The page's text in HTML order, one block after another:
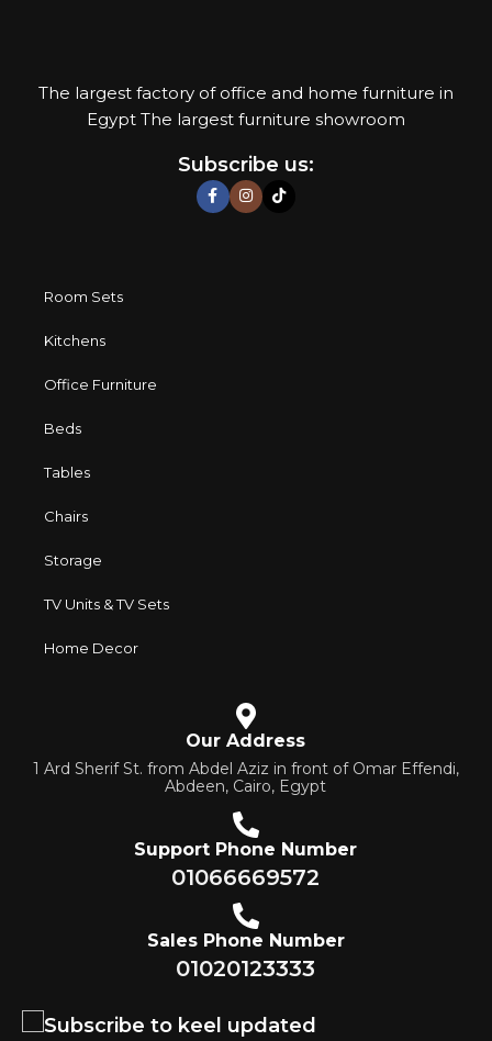
The largest factory of office and home furniture in
Egypt The largest furniture showroom
Subscribe us:
Room Sets
Kitchens
Office Furniture
Beds
Tables
Chairs
Storage
TV Units & TV Sets
Home Decor
Our Address
1 Ard Sherif St. from Abdel Aziz in front of Omar Effendi,
Abdeen, Cairo, Egypt
Support Phone Number
01066669572
Sales Phone Number
01020123333
Subscribe to keel updated